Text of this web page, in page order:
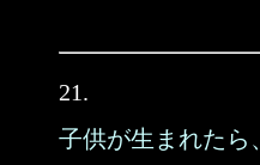
21.
子供が生まれたら